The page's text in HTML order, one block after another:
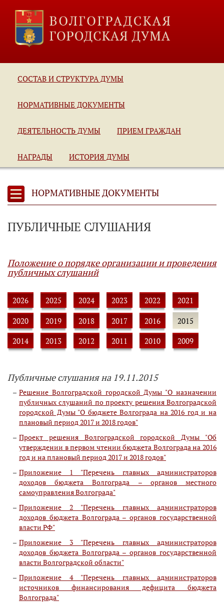
СОСТАВ И СТРУКТУРА ДУМЫ
НОРМАТИВНЫЕ ДОКУМЕНТЫ
ДЕЯТЕЛЬНОСТЬ ДУМЫ ПРИЕМ ГРАЖДАН
НАГРАДЫ ИСТОРИЯ ДУМЫ
НОРМАТИВНЫЕ ДОКУМЕНТЫ
ПУБЛИЧНЫЕ СЛУШАНИЯ
Положение о порядке организации и проведения
публичных слушаний
2026 2025 2024 2023 2022 2021
2020 2019 2018 2017 2016
2015
2014
2013 2012 2011 2010 2009
Публичные слушания на 19.11.2015
Решение Волгоградской городской Думы "О назначении
публичных слушаний по проекту решения Волгоградской
городской Думы "О бюджете Волгограда на 2016 год и на
плановый период 2017 и 2018 годов"
Проект решения Волгоградской городской Думы "Об
утверждении в первом чтении бюджета Волгограда на 2016
год и на плановый период 2017 и 2018 годов"
Приложение 1 "Перечень главных администраторов
доходов бюджета Волгограда – органов местного
самоуправления Волгограда"
Приложение 2 "Перечень главных администраторов
доходов бюджета Волгограда – органов государственной
власти РФ"
Приложение 3 "Перечень главных администраторов
доходов бюджета Волгограда – органов государственной
власти Волгоградской области"
Приложение 4 "Перечень главных администраторов
источников финансирования дефицита бюджета
Волгограда"